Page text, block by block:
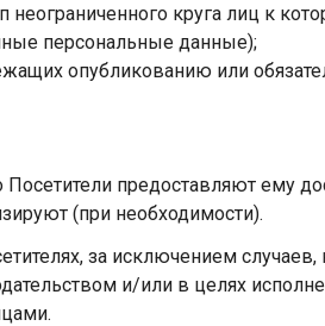
неограниченного круга лиц к
персональные данные);
опубликованию или
Посетители предоставляют ему
(при необходимости).
за исключением случаев,
и/или в целях